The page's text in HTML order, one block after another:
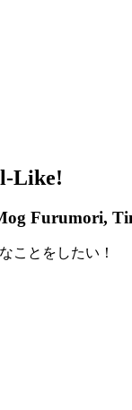
Like!
Furumori,
ことをしたい！